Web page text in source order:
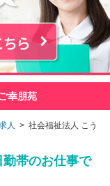
幸朋苑
人 > 社会福祉法人 こう
帯のお仕事で